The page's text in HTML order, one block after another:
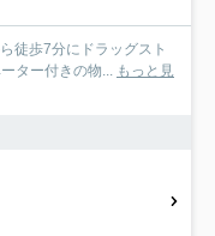
徒歩7分にドラッグスト
ター付きの物... もっと見